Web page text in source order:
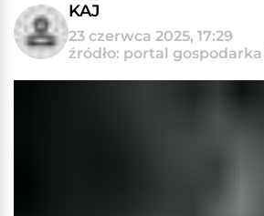
KAJ
23 czerwca 2025, 17:29
źródło: portal